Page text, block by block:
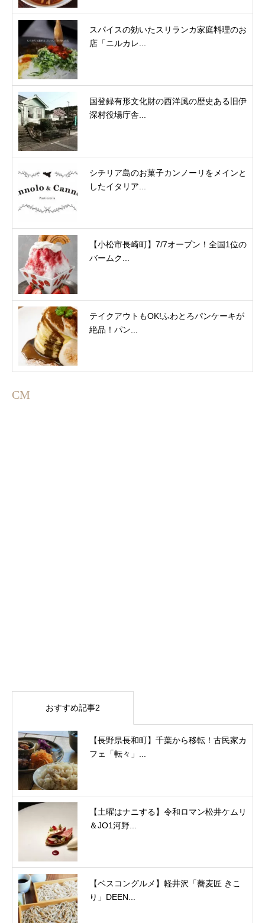
スパイスの効いたスリランカ家庭料理のお
店「ニルカレ...
国登録有形文化財の西洋風の歴史ある旧伊
深村役場庁舎...
シチリア島のお菓子カンノーリをメインと
したイタリア...
【小松市長崎町】7/7オープン！全国1位の
バームク...
テイクアウトもOK!ふわとろパンケーキが
絶品！パン...
CM
おすすめ記事2
【長野県長和町】千葉から移転！古民家カ
フェ「転々」...
【土曜はナニする】令和ロマン松井ケムリ
＆JO1河野...
【ベスコングルメ】軽井沢「蕎麦匠 きこ
り」DEEN...